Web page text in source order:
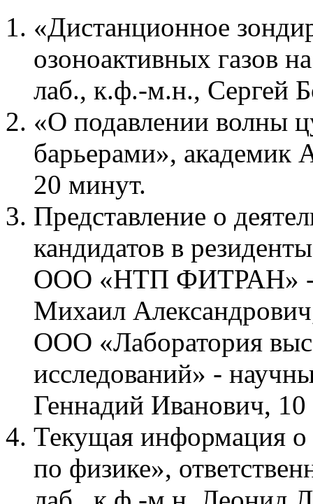
«Дистанционное
озоноактивных газов
лаб., к.ф.-м.н., Сергей
«О подавлении волны
барьерами»,
20 минут.
Представление о
кандидатов в
ООО «НТП ФИТРАН» -
Михаил
ООО «Лаборатория
исследований» -
Геннадий Иванович,
Текущая информация
по физике»,